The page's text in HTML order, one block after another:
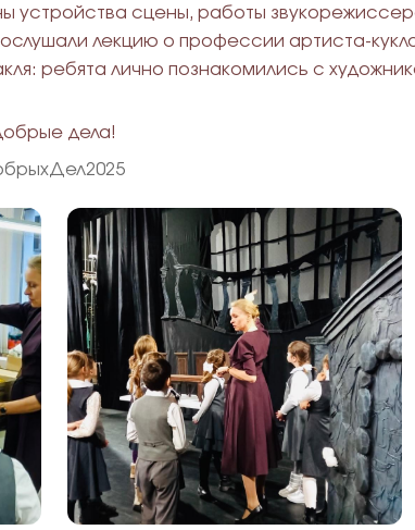
устройства сцены, работы
лекцию о профессии артиста-
ребята лично познакомились с
дела!